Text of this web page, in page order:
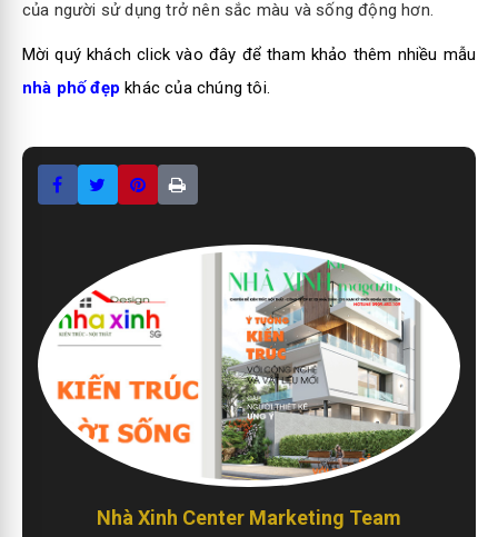
của người sử dụng trở nên sắc màu và sống động hơn.
Mời quý khách click vào đây để tham khảo thêm nhiều mẫu
nhà phố đẹp khác của chúng tôi.
Nhà Xinh Center Marketing Team